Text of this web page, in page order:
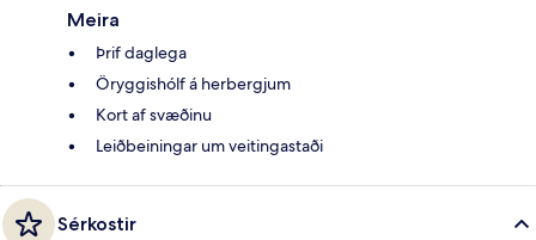
Meira
Þrif daglega
Öryggishólf á herbergjum
Kort af svæðinu
Leiðbeiningar um veitingastaði
Sérkostir